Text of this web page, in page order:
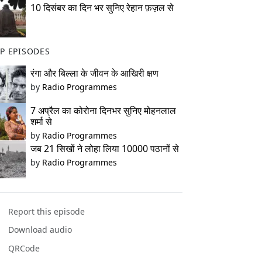
10 दिसंबर का दिन भर सुनिए रेहान फ़ज़ल से
EPISODES
रंगा और बिल्ला के जीवन के आखिरी क्षण
by Radio Programmes
7 अप्रैल का कोरोना दिनभर सुनिए मोहनलाल
शर्मा से
by Radio Programmes
जब 21 सिखों ने लोहा लिया 10000 पठानों से
by Radio Programmes
Report this episode
Download audio
QRCode